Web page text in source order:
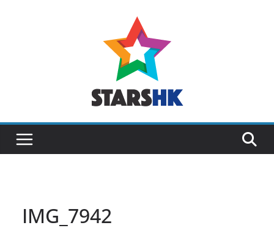
IMG_7942